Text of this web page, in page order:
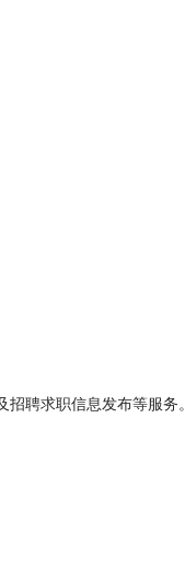
聘求职信息发布等服务。